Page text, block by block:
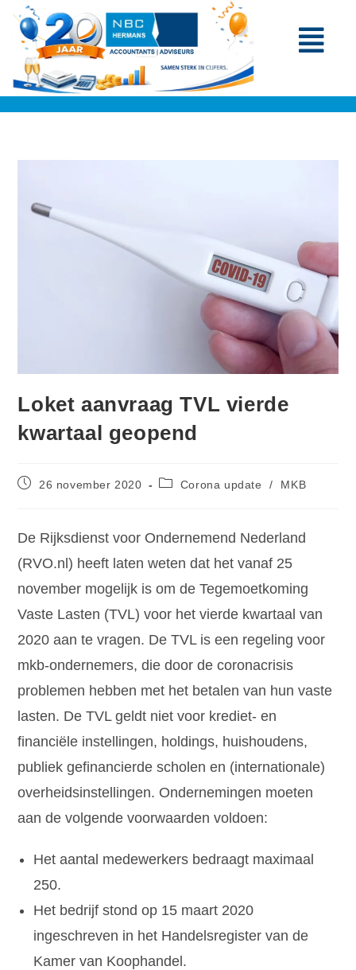
Loket aanvraag TVL vierde
kwartaal geopend
26 november 2020 Corona update / MKB
De Rijksdienst voor Ondernemend Nederland
(RVO.nl) heeft laten weten dat het vanaf 25
november mogelijk is om de Tegemoetkoming
Vaste Lasten (TVL) voor het vierde kwartaal van
2020 aan te vragen. De TVL is een regeling voor
mkb-ondernemers, die door de coronacrisis
problemen hebben met het betalen van hun vaste
lasten. De TVL geldt niet voor krediet- en
financiële instellingen, holdings, huishoudens,
publiek gefinancierde scholen en (internationale)
overheidsinstellingen. Ondernemingen moeten
aan de volgende voorwaarden voldoen:
Het aantal medewerkers bedraagt maximaal
250.
Het bedrijf stond op 15 maart 2020
ingeschreven in het Handelsregister van de
Kamer van Koophandel.